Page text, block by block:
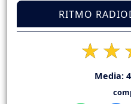
RITMO
Media: